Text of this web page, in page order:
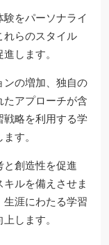
をパーソナライ
れらのスタイル
します。
の増加、独自の
アプローチが含
戦略を利用する学
す。
と創造性を促進
ルを備えさせま
涯にわたる学習
します。